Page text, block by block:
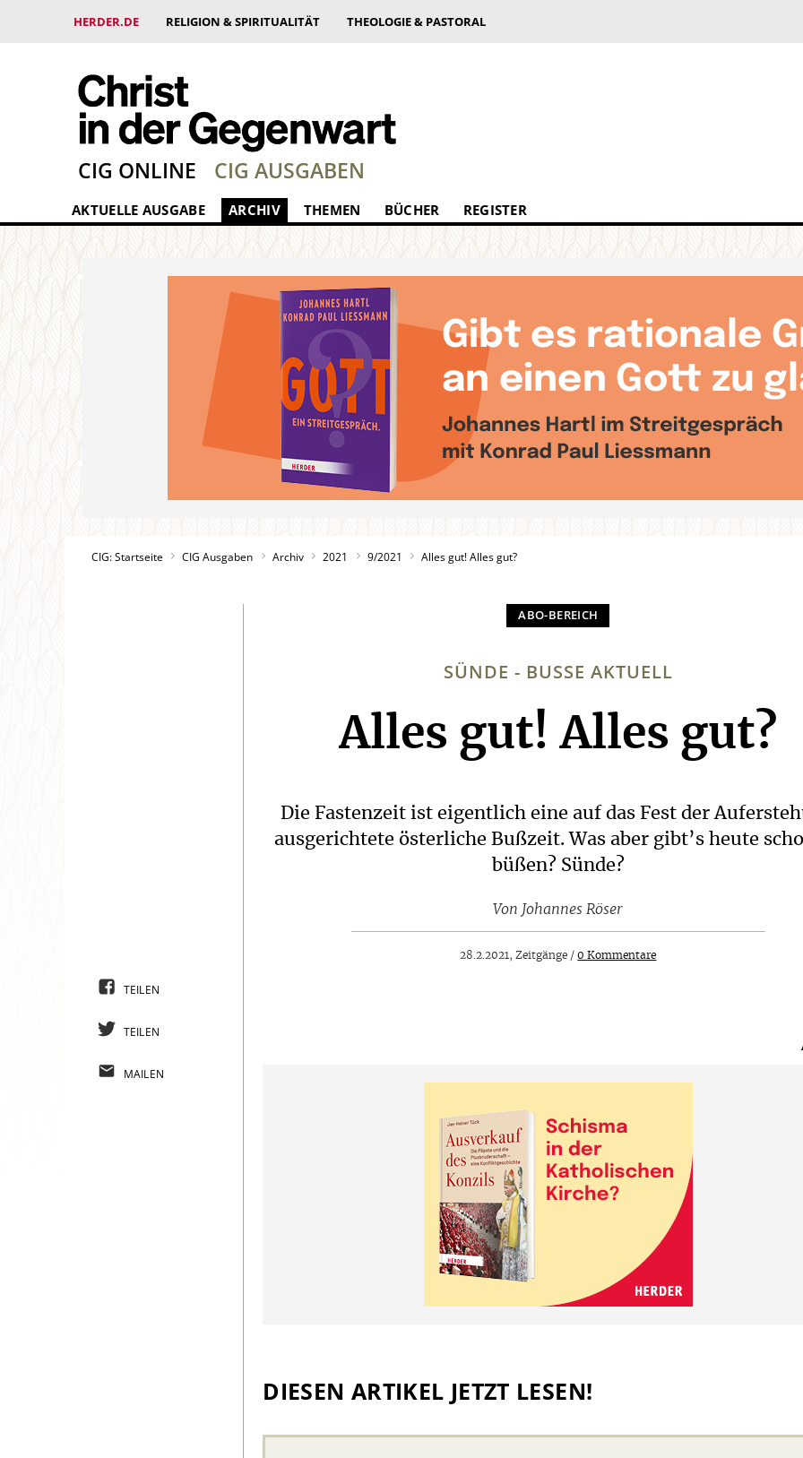
HERDER.DE RELIGION & SPIRITUALITÄT THEOLOGIE & PASTORAL
CIG ONLINE CIG AUSGABEN
AKTUELLE AUSGABE ARCHIV THEMEN BÜCHER REGISTER
CIG: Startseite CIG Ausgaben Archiv 2021 9/2021 Alles gut! Alles gut?
SÜNDE - BUSSE AKTUELL
:
Alles gut! Alles gut?
Die Fastenzeit ist eigentlich eine auf das Fest der
ausgerichtete österliche Bußzeit. Was aber gibt’s heute
büßen? Sünde?
Von Johannes Röser
28.2.2021, Zeitgänge /0 Kommentare
DIESEN ARTIKEL JETZT LESEN!
TEILEN
TEILEN
MAILEN